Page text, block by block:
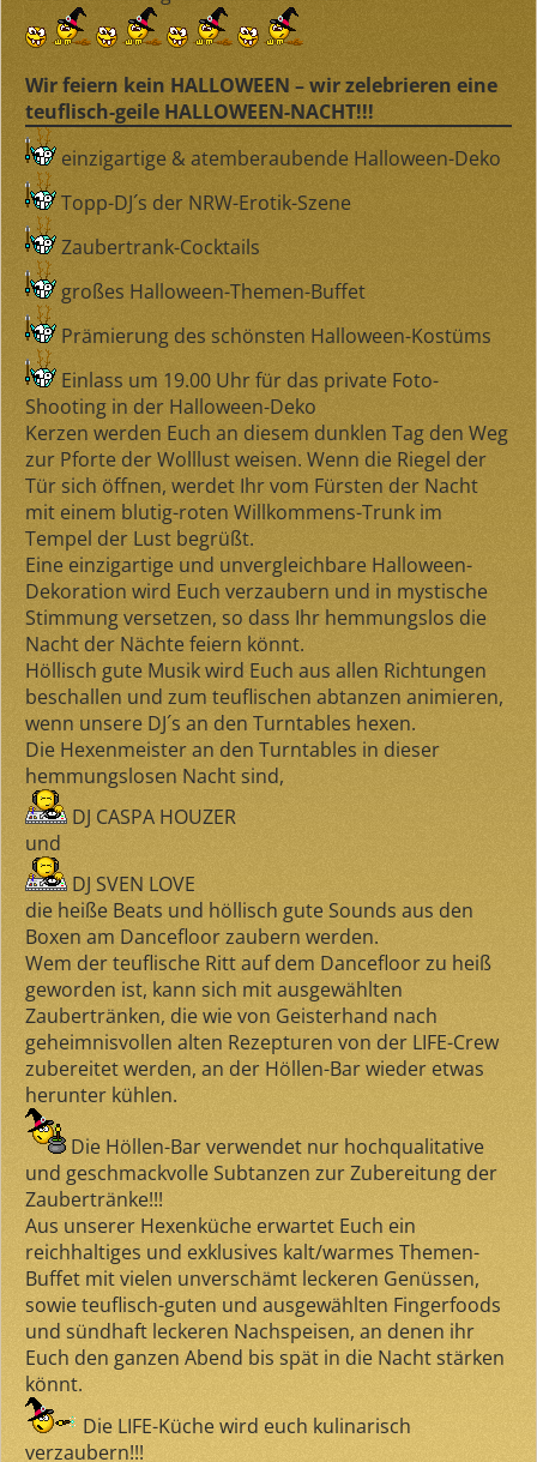
Wir feiern kein HALLOWEEN – wir zelebrieren eine
teuflisch-geile HALLOWEEN-NACHT!!!
einzigartige & atemberaubende Halloween-Deko
Topp-DJ´s der NRW-Erotik-Szene
Zaubertrank-Cocktails
großes Halloween-Themen-Buffet
Prämierung des schönsten Halloween-Kostüms
Einlass um 19.00 Uhr für das private Foto-
Shooting in der Halloween-Deko
Kerzen werden Euch an diesem dunklen Tag den Weg
zur Pforte der Wolllust weisen. Wenn die Riegel der
Tür sich öffnen, werdet Ihr vom Fürsten der Nacht
mit einem blutig-roten Willkommens-Trunk im
Tempel der Lust begrüßt.
Eine einzigartige und unvergleichbare Halloween-
Dekoration wird Euch verzaubern und in mystische
Stimmung versetzen, so dass Ihr hemmungslos die
Nacht der Nächte feiern könnt.
Höllisch gute Musik wird Euch aus allen Richtungen
beschallen und zum teuflischen abtanzen animieren,
wenn unsere DJ´s an den Turntables hexen.
Die Hexenmeister an den Turntables in dieser
hemmungslosen Nacht sind,
DJ CASPA HOUZER
und
DJ SVEN LOVE
die heiße Beats und höllisch gute Sounds aus den
Boxen am Dancefloor zaubern werden.
Wem der teuflische Ritt auf dem Dancefloor zu heiß
geworden ist, kann sich mit ausgewählten
Zaubertränken, die wie von Geisterhand nach
geheimnisvollen alten Rezepturen von der LIFE-Crew
zubereitet werden, an der Höllen-Bar wieder etwas
herunter kühlen.
Die Höllen-Bar verwendet nur hochqualitative
und geschmackvolle Subtanzen zur Zubereitung der
Zaubertränke!!!
Aus unserer Hexenküche erwartet Euch ein
reichhaltiges und exklusives kalt/warmes Themen-
Buffet mit vielen unverschämt leckeren Genüssen,
sowie teuflisch-guten und ausgewählten Fingerfoods
und sündhaft leckeren Nachspeisen, an denen ihr
Euch den ganzen Abend bis spät in die Nacht stärken
könnt.
Die LIFE-Küche wird euch kulinarisch
verzaubern!!!